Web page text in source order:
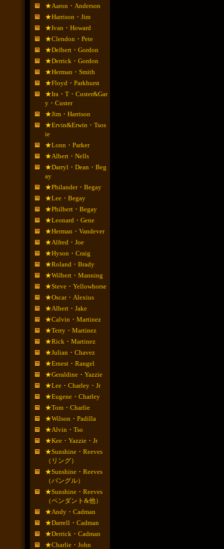
★Aaron・Anderson
★Harrison・Jim
★Ivan・Howard
★Clendon・Pete
★Delbert・Gordon
★Derrick・Gordon
★Herman・Smith
★Floyd・Parkhurst
★Ira・T・Custer&Gar
y・Custer
★Jim・Harrison
★Ervin&Erwin・Tsos
ie
★Lonn・Parker
★Albert・Nells
★Darryl・Dean・Beg
ay
★Philander・Begay
★Lee・Begay
★Philbert・Begay
★Leonard・Gene
★Herman・Vandever
★Alfred・Joe
★Hyson・Craig
★Roland・Brady
★Wilbert・Manning
★Steve・Yellowhorse
★Oscar・Alexius
★Albert・Jake
★Calvin・Martinez
★Terry・Martinez
★Rick・Martinez
★Julian・Chavez
★Ernest・Rangel
★Geraldine・Yazzie
★Lee・Charley・Jr
★Eugene・Charley
★Tom・Charlie
★Wilson・Padilla
★Alvin・Tso
★Kee・Yazzie・Jr
★Sunshine・Reeves
（リング）
★Sunshine・Reeves
（バングル）
★Sunshine・Reeves
（ペンダント&他）
★Andy・Cadman
★Darrell・Cadman
★Derrick・Cadman
★Charlie・John